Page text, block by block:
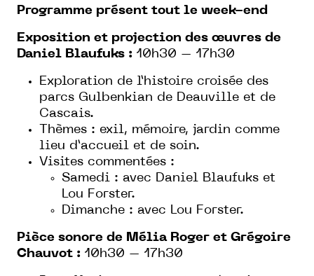
Programme présent tout le week-end
Exposition et projection des œuvres de
Daniel Blaufuks : 10h30 – 17h30
Exploration de l’histoire croisée des
parcs Gulbenkian de Deauville et de
Cascais.
Thèmes : exil, mémoire, jardin comme
lieu d’accueil et de soin.
Visites commentées :
Samedi : avec Daniel Blaufuks et
Lou Forster.
Dimanche : avec Lou Forster.
Pièce sonore de Mélia Roger et Grégoire
Chauvot : 10h30 – 17h30